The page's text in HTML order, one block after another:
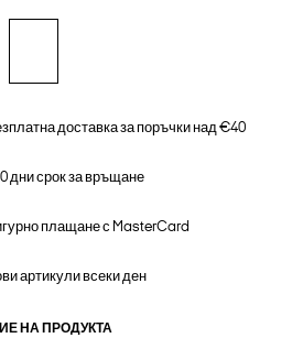
доставка за поръчки над €40
дни срок за връщане
плащане с MasterCard
артикули всеки ден
НА ПРОДУКТА